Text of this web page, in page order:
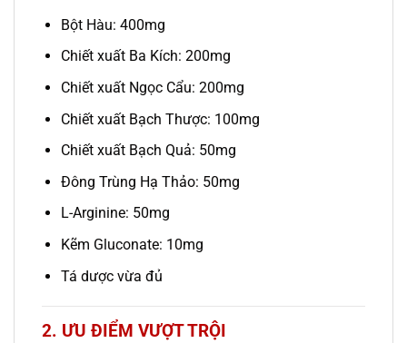
Bột Hàu: 400mg
Chiết xuất Ba Kích: 200mg
Chiết xuất Ngọc Cẩu: 200mg
Chiết xuất Bạch Thược: 100mg
Chiết xuất Bạch Quả: 50mg
Đông Trùng Hạ Thảo: 50mg
L-Arginine: 50mg
Kẽm Gluconate: 10mg
Tá dược vừa đủ
2. ƯU ĐIỂM VƯỢT TRỘI